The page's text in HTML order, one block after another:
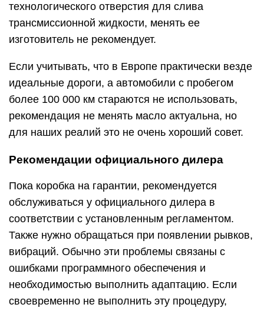
технологического отверстия для слива
трансмиссионной жидкости, менять ее
изготовитель не рекомендует.
Если учитывать, что в Европе практически везде
идеальные дороги, а автомобили с пробегом
более 100 000 км стараются не использовать,
рекомендация не менять масло актуальна, но
для наших реалий это не очень хороший совет.
Рекомендации официального дилера
Пока коробка на гарантии, рекомендуется
обслуживаться у официального дилера в
соответствии с установленным регламентом.
Также нужно обращаться при появлении рывков,
вибраций. Обычно эти проблемы связаны с
ошибками программного обеспечения и
необходимостью выполнить адаптацию. Если
своевременно не выполнить эту процедуру,